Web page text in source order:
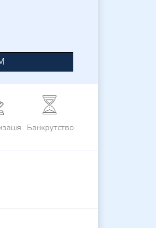
Банкрутство